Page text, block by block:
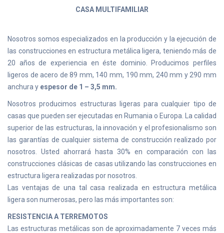
CASA MULTIFAMILIAR
Nosotros somos especializados en la producción y la ejecución de
las construcciones en estructura metálica ligera, teniendo más de
20 años de experiencia en éste dominio. Producimos perfiles
ligeros de acero de 89 mm, 140 mm, 190 mm, 240 mm y 290 mm
anchura y espesor de 1 – 3,5 mm.
Nosotros producimos estructuras ligeras para cualquier tipo de
casas que pueden ser ejecutadas en Rumania o Europa. La calidad
superior de las estructuras, la innovación y el profesionalismo son
las garantías de cualquier sistema de construcción realizado por
nosotros. Usted ahorrará hasta 30% en comparación con las
construcciones clásicas de casas utilizando las construcciones en
estructura ligera realizadas por nosotros.
Las ventajas de una tal casa realizada en estructura metálica
ligera son numerosas, pero las más importantes son:
RESISTENCIA A TERREMOTOS
Las estructuras metálicas son de aproximadamente 7 veces más